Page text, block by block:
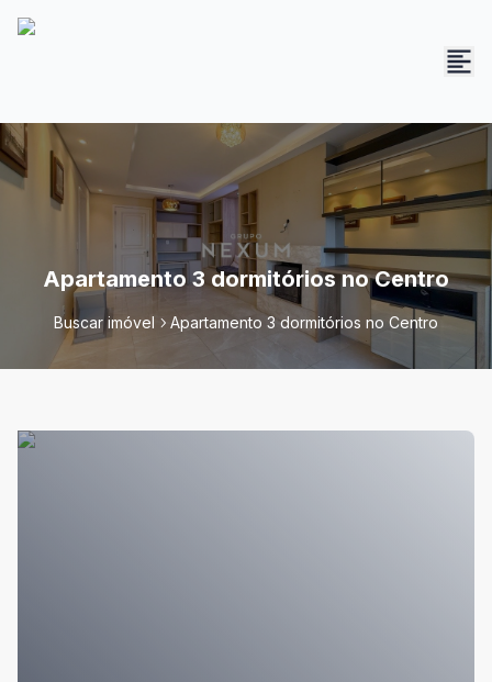
Apartamento 3 dormitórios no Centro
Buscar imóvel Apartamento 3 dormitórios no Centro